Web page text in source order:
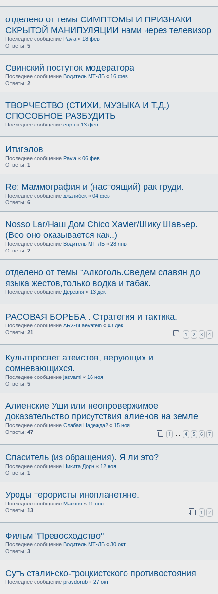
отделено от темы СИМПТОМЫ И ПРИЗНАКИ
СКРЫТОЙ МАНИПУЛЯЦИИ нами через телевизор
Последнее сообщение Pavla « 18 фев
Ответы: 5
Свинский поступок модератора
Последнее сообщение Водитель МТ-ЛБ « 16 фев
Ответы: 2
ТВОРЧЕСТВО (СТИХИ, МУЗЫКА И Т.Д.)
СПОСОБНОЕ РАЗБУДИТЬ
Последнее сообщение спрл « 13 фев
Итигэлов
Последнее сообщение Pavla « 06 фев
Ответы: 1
Re: Маммография и (настоящий) рак груди.
Последнее сообщение джанибек « 04 фев
Ответы: 6
Nosso Lar/Наш Дом Chico Xavier/Шику Шавьер.
(Воо оно оказывается как..)
Последнее сообщение Водитель МТ-ЛБ « 28 янв
Ответы: 2
отделено от темы "Алкоголь.Сведем славян до
языка жестов,только водка и табак.
Последнее сообщение Деревня « 13 дек
РАСОВАЯ БОРЬБА . Стратегия и тактика.
Последнее сообщение ARX-8Laevatein « 03 дек
Ответы: 21 1 2 3 4
Культпросвет атеистов, верующих и
сомневающихся.
Последнее сообщение jasvami « 16 ноя
Ответы: 5
Алиенские Уши или неопровержимое
доказательство присутствия алиенов на земле
Последнее сообщение Слабая Надежда2 « 15 ноя
Ответы: 47 1 4 5 6 7
Спаситель (из обращения). Я ли это?
Последнее сообщение Никита Дорн « 12 ноя
Ответы: 1
Уроды терористы инопланетяне.
Последнее сообщение Масяня « 11 ноя
Ответы: 13 1 2
Фильм "Превосходство"
Последнее сообщение Водитель МТ-ЛБ « 30 окт
Ответы: 3
Суть сталинско-троцкистского противостояния
Последнее сообщение pravdorub « 27 окт